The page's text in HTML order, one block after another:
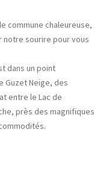
commune chaleureuse,
sourire pour vous
dans un point
Guzet Neige, des
entre le Lac de
près des magnifiques